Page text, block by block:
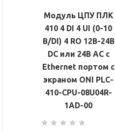
Модуль ЦПУ ПЛК
410 4 DI 4 UI (0-10
В/DI) 4 RO 12В-24В
DC или 24В AC с
Ethernet портом с
экраном ONI PLC-
410-CPU-08U04R-
1AD-00